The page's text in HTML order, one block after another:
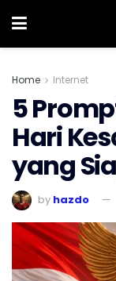
Home Internet
5
Hari
yang
by hazdo